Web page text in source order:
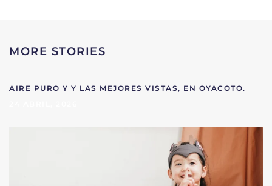
MORE STORIES
AIRE PURO Y Y LAS MEJORES VISTAS, EN OYACOTO.